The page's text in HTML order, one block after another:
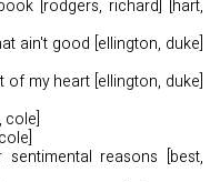
[rodgers, richard] [hart,
ain't good [ellington, duke]
of my heart [ellington, duke]
cole]
reasons [best,